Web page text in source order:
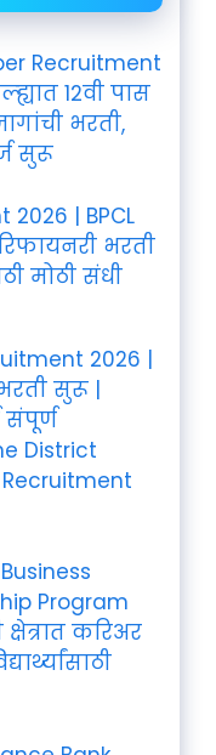
Recruitment
12वी पास
भरती,
सुरू
2026 | BPCL
भरती
मोठी संधी
2026 |
सुरू |
संपूर्ण
District
Program
करिअर